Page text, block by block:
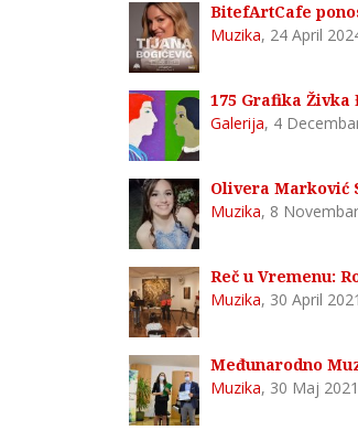
BitefArtCafe
Muzika, 24 April
175 Grafika Živka
Galerija, 4
Olivera Marković
Muzika, 8
Reč u Vremenu:
Muzika, 30 April 2021
Međunarodno
Muzika, 30 Maj 2021